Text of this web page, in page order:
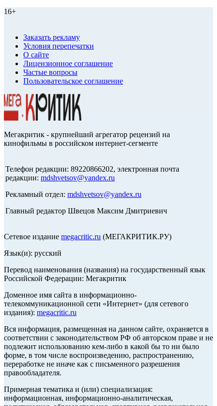
16+
Заказать рекламу
Условия перепечатки
О сайте
Лицензионное соглашение
Частые вопросы
Пользовательское соглашение
Мегакритик - крупнейший агрегатор рецензий на
кинофильмы в российском интернет-сегменте
Телефон редакции: 89220866202, электронная почта
редакции: mdshvetsov@yandex.ru
Рекламный отдел: mdshvetsov@yandex.ru
Главный редактор Швецов Максим Дмитриевич
Сетевое издание megacritic.ru (МЕГАКРИТИК.РУ)
Язык(и): русский
Перевод наименования (названия) на государственный язык
Российской Федерации: Мегакритик
Доменное имя сайта в информационно-
телекоммуникационной сети «Интернет» (для сетевого
издания): megacritic.ru
Вся информация, размещенная на данном сайте, охраняется в
соответствии с законодательством РФ об авторском праве и не
подлежит использованию кем-либо в какой бы то ни было
форме, в том числе воспроизведению, распространению,
переработке не иначе как с письменного разрешения
правообладателя.
Примерная тематика и (или) специализация:
информационная, информационно-аналитическая,